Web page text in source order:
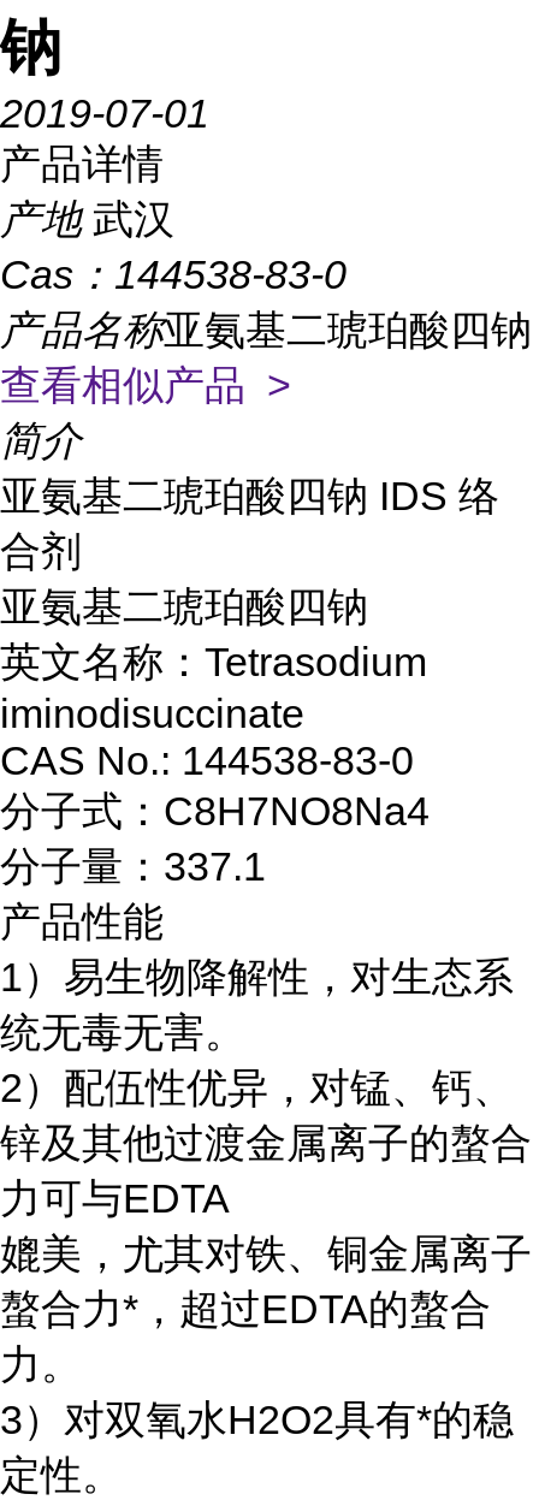
钠
2019-07-01
产品详情
产地 武汉
Cas： 144538-83-0
产品名称亚氨基二琥珀酸四钠
查看相似产品 >
简介
亚氨基二琥珀酸四钠 IDS 络
合剂
亚氨基二琥珀酸四钠
英文名称：Tetrasodium
iminodisuccinate
CAS No.: 144538-83-0
分子式：C8H7NO8Na4
分子量：337.1
产品性能
1）易生物降解性，对生态系
统无毒无害。
2）配伍性优异，对锰、钙、
锌及其他过渡金属离子的螯合
力可与EDTA
媲美，尤其对铁、铜金属离子
螯合力*，超过EDTA的螯合
力。
3）对双氧水H2O2具有*的稳
定性。